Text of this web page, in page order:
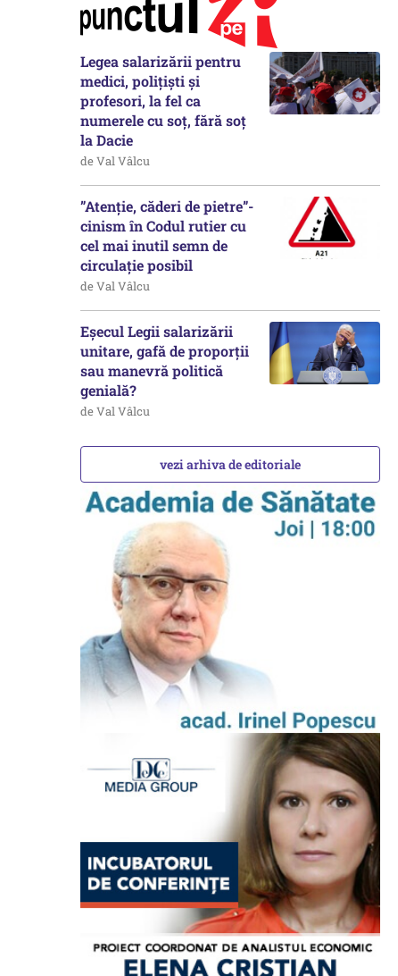
Legea salarizării pentru
medici, polițiști și
profesori, la fel ca
numerele cu soț, fără soț
la Dacie
de Val Vâlcu
”Atenție, căderi de pietre”-
cinism în Codul rutier cu
cel mai inutil semn de
circulație posibil
de Val Vâlcu
Eșecul Legii salarizării
unitare, gafă de proporții
sau manevră politică
genială?
de Val Vâlcu
vezi arhiva de editoriale